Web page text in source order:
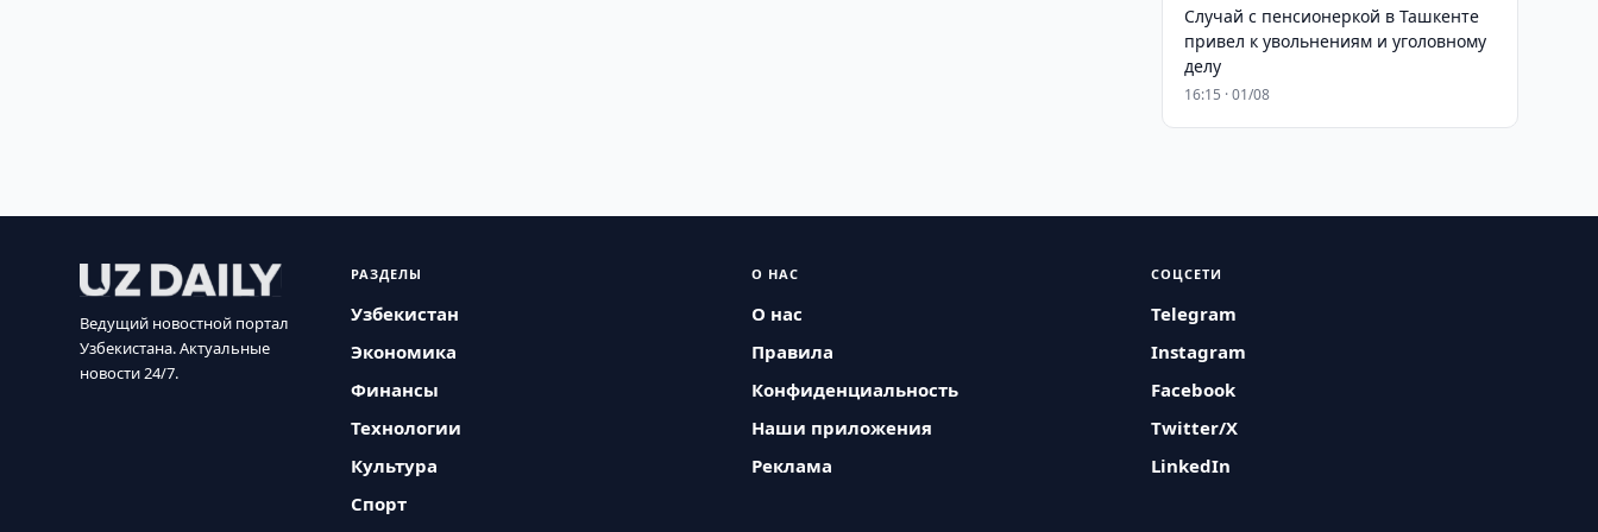
Случай с пенсионеркой в Ташкенте
привел к увольнениям и уголовному
делу
16:15 · 01/08
Ведущий новостной портал
Узбекистана. Актуальные
новости 24/7.
РАЗДЕЛЫ
Узбекистан
Экономика
Финансы
Технологии
Культура
Спорт
О НАС
О нас
Правила
Конфиденциальность
Наши приложения
Реклама
СОЦСЕТИ
Telegram
Instagram
Facebook
Twitter/X
LinkedIn